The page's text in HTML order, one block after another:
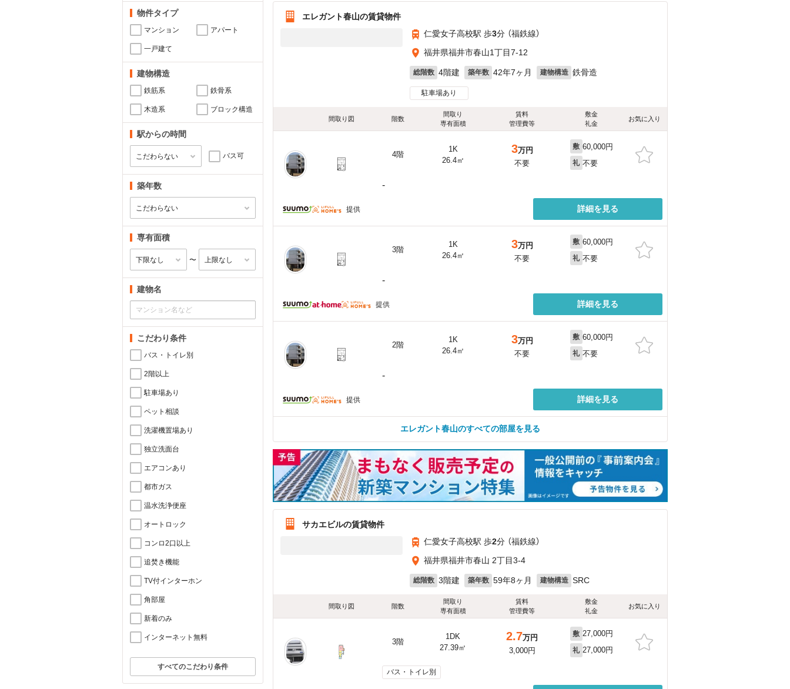
物件タイプ
マンション アパート
一戸建て
建物構造
鉄筋系 鉄骨系
木造系 ブロック構造
駅からの時間
バス可
築年数
専有面積
〜
建物名
こだわり条件
バス・トイレ別
2階以上
駐車場あり
ペット相談
洗濯機置場あり
独立洗面台
エアコンあり
都市ガス
温水洗浄便座
オートロック
コンロ2口以上
追焚き機能
TV付インターホン
角部屋
新着のみ
インターネット無料
すべてのこだわり条件
エレガント春山の賃貸物件
仁愛女子高校駅 歩3分 （福鉄線）
福井県福井市春山1丁目7-12
総階数 4階建 築年数 42年7ヶ月 建物構造 鉄骨造
駐車場あり
間取り図 階数
間取り
専有面積
賃料
管理費等
敷金
礼金
お気に入り
4階
1K
26.4㎡
3万円
不要
敷 60,000円
礼 不要
-
提供 詳細を見る
3階
1K
26.4㎡
3万円
不要
敷 60,000円
礼 不要
-
提供 詳細を見る
2階
1K
26.4㎡
3万円
不要
敷 60,000円
礼 不要
-
提供 詳細を見る
エレガント春山のすべての部屋を見る
サカエビルの賃貸物件
仁愛女子高校駅 歩2分 （福鉄線）
福井県福井市春山 2丁目3-4
総階数 3階建 築年数 59年8ヶ月 建物構造 SRC
間取り図 階数
間取り
専有面積
賃料
管理費等
敷金
礼金
お気に入り
3階
1DK
27.39㎡
2.7万円
3,000円
敷 27,000円
礼 27,000円
バス・トイレ別